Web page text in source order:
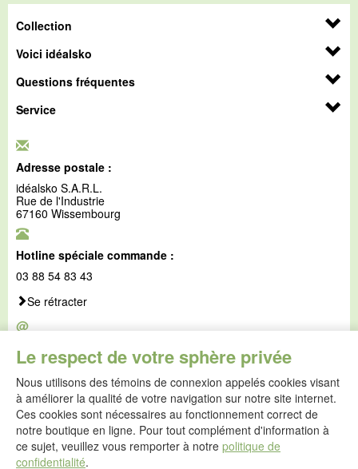
Le respect de votre sphère privée
Nous utilisons des témoins de connexion appelés cookies visant
à améliorer la qualité de votre navigation sur notre site internet.
Ces cookies sont nécessaires au fonctionnement correct de
notre boutique en ligne. Pour tout complément d'information à
ce sujet, veuillez vous remporter à notre politique de
confidentialité.
Collection
Voici idéalsko
Questions fréquentes
Service
Adresse postale :
idéalsko S.A.R.L.
Rue de l'Industrie
67160 Wissembourg
Hotline spéciale commande :
03 88 54 83 43
Se rétracter
@
service@idealsko.fr
@
Formulaire de contact
Aller au formulaire de contact